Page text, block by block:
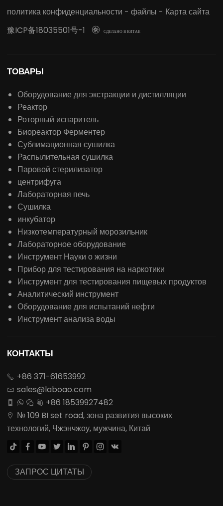
политика конфиденциальности - файлы - Карта сайта
豫ICP备18035501号-1
 СДЕЛАНО В КИТАЕ
ТОВАРЫ
Оборудование для экстракции и дистилляции
Реактор
Роторный испаритель
Биореактор Ферментер
Сублимационная сушилка
Распылительная сушилка
Паровой стерилизатор
центрифуга
Лабораторная печь
Сушилка
инкубатор
Низкотемпературный морозильник
Лабораторное оборудование
Инструмент Науки о жизни
Прибор для тестирования на наркотики
Инструмент для тестирования пищевых продуктов
Аналитический инструмент
Оборудование для испытаний нефти
Инструмент анализа воды
КОНТАКТЫ
 +86 371-61653992
 sales@laboao.com
    +86 18539927482

№ 109 BI set road, зона развития высоких
технологий, Чжэнчжоу, мужчина, Китай
       
ЗАПРОС ЦИТАТЫ